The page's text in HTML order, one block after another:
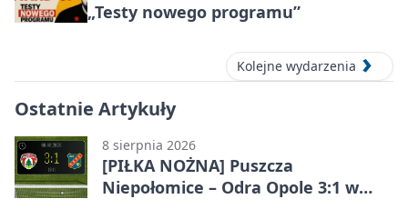
„Testy nowego programu”
Kolejne wydarzenia
Ostatnie Artykuły
8 sierpnia 2026
[PIŁKA NOŻNA] Puszcza
Niepołomice – Odra Opole 3:1 w